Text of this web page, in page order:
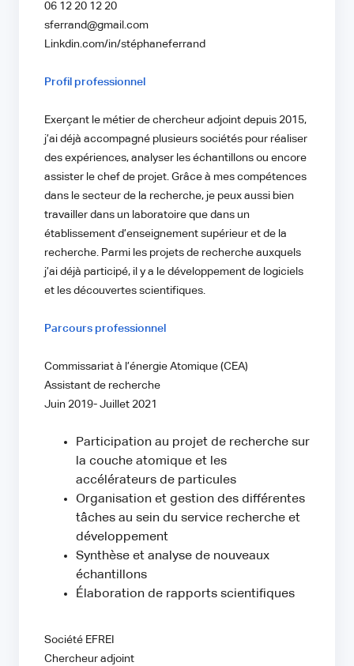
06 12 20 12 20
sferrand@gmail.com
Linkdin.com/in/stéphaneferrand
Profil professionnel
Exerçant le métier de chercheur adjoint depuis 2015,
j’ai déjà accompagné plusieurs sociétés pour réaliser
des expériences, analyser les échantillons ou encore
assister le chef de projet. Grâce à mes compétences
dans le secteur de la recherche, je peux aussi bien
travailler dans un laboratoire que dans un
établissement d’enseignement supérieur et de la
recherche. Parmi les projets de recherche auxquels
j’ai déjà participé, il y a le développement de logiciels
et les découvertes scientifiques.
Parcours professionnel
Commissariat à l’énergie Atomique (CEA)
Assistant de recherche
Juin 2019- Juillet 2021
Participation au projet de recherche sur
la couche atomique et les
accélérateurs de particules
Organisation et gestion des différentes
tâches au sein du service recherche et
développement
Synthèse et analyse de nouveaux
échantillons
Élaboration de rapports scientifiques
Société EFREI
Chercheur adjoint